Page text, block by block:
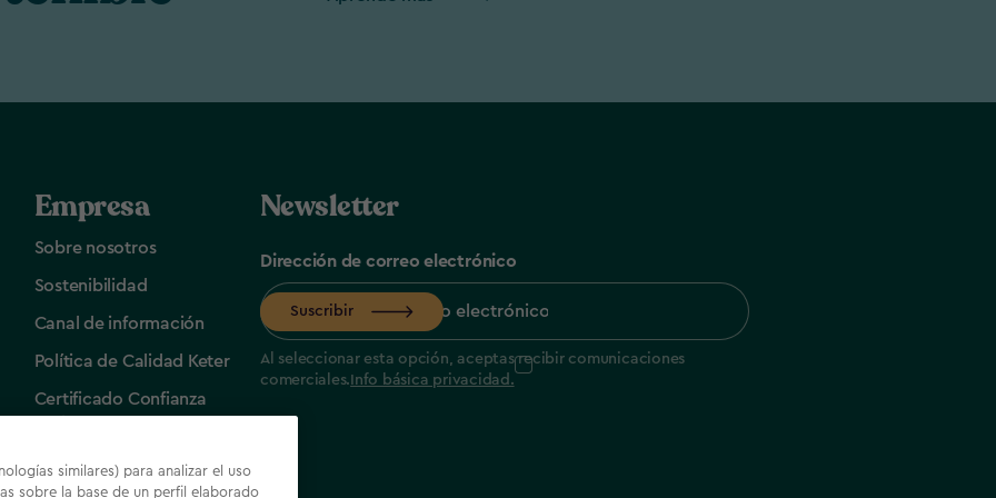
Empresa
Sobre nosotros
Sostenibilidad
Canal de información
Política de Calidad Keter
Certificado Confianza
Newsletter
Dirección de correo electrónico
Al seleccionar esta opción, aceptas recibir comunicaciones
comerciales. Info básica privacidad.
Suscribir
similares) para analizar el uso
sobre la base de un perfil elaborado